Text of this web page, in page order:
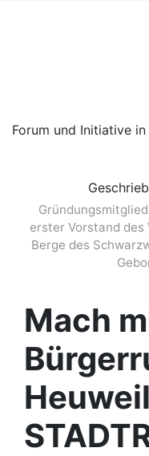
Forum und Initiative
erster Vorstand des
Berge des
Mach